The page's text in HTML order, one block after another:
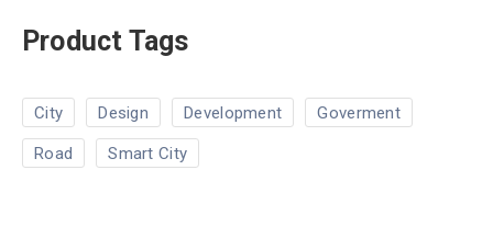
Product Tags
City Design Development Goverment
Road Smart City